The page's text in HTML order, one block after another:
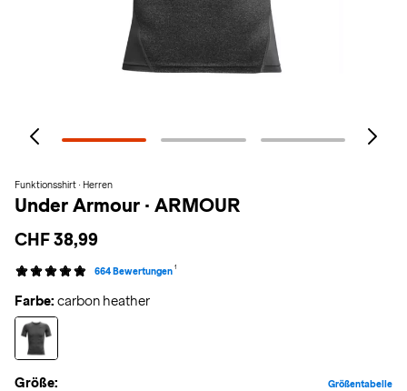
Funktionsshirt · Herren
Under Armour · ARMOUR
CHF 38,99
664 Bewertungen 1
Farbe: carbon heather
Größe: Größentabelle